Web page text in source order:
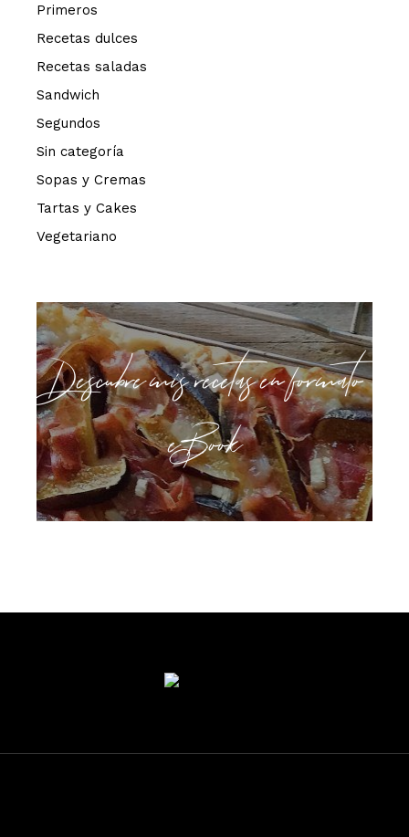
Primeros
Recetas dulces
Recetas saladas
Sandwich
Segundos
Sin categoría
Sopas y Cremas
Tartas y Cakes
Vegetariano
Descubre mis recetas en formato
eBook